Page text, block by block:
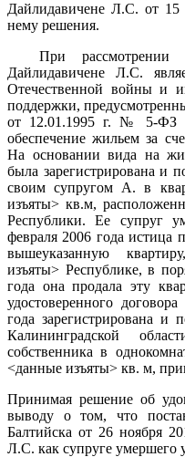
Дайлидавичене Л.С. от
нему решения.
При рассмотрении
Дайлидавичене Л.С.
Отечественной войны и
поддержки,
от 12.01.1995 г. № 5-ФЗ
обеспечение жильем за
На основании вида на
была зарегистрирована и
своим супругом А. в
изъяты> кв.м,
Республики. Ее супруг
февраля 2006 года истица
вышеуказанную
изъяты> Республике, в
года она продала эту
удостоверенного
года зарегистрирована и
Калининградской
собственника в
<данные изъяты> кв. м,
Принимая решение об
выводу о том, что
Балтийска от 26 ноября
Л.С. как супруге умершего